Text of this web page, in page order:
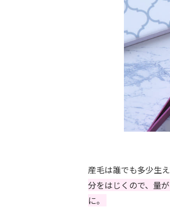
産毛は誰でも多少生
分をはじくので、量
に。